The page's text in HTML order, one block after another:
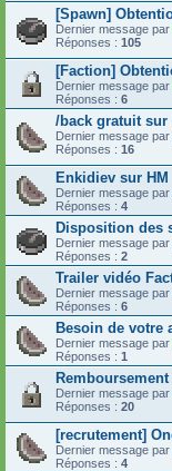
[Spawn]
Dernier message par
Réponses : 105
[Faction]
Dernier message par
Réponses : 6
/back gratuit sur
Dernier message par
Réponses : 16
Enkidiev sur HM
Dernier message par
Réponses : 4
Disposition des
Dernier message par
Réponses : 2
Trailer vidéo
Dernier message par
Réponses : 6
Besoin de votre
Dernier message par
Réponses : 1
Dernier message par
Réponses : 20
[recrutement]
Dernier message par
Réponses : 4